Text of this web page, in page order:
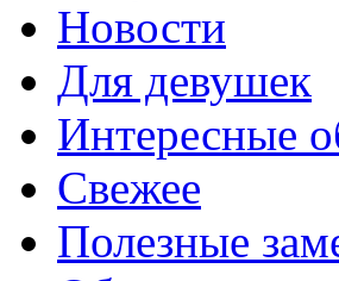
Новости
Для девушек
Интересные
Свежее
Полезные